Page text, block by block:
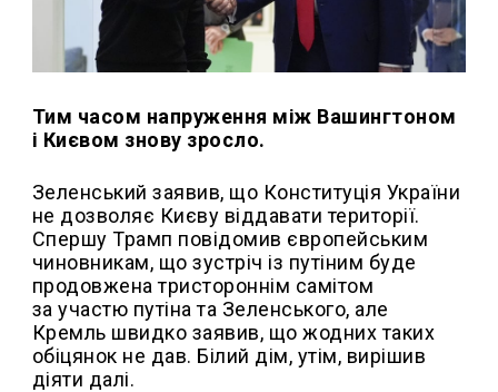
Тим часом напруження між Вашингтоном
і Києвом знову зросло.
Зеленський заявив, що Конституція України
не дозволяє Києву віддавати території.
Спершу Трамп повідомив європейським
чиновникам, що зустріч із путіним буде
продовжена тристороннім самітом
за участю путіна та Зеленського, але
Кремль швидко заявив, що жодних таких
обіцянок не дав. Білий дім, утім, вирішив
діяти далі.